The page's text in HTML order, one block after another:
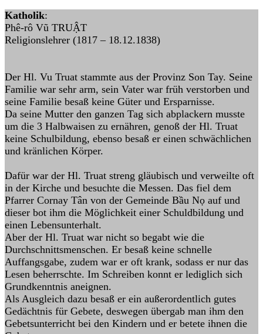
Katholik:
Phê-rô Vũ TRUẬT
Religionslehrer (1817 – 18.12.1838)
Der Hl. Vu Truat stammte aus der Provinz Son Tay. Seine
Familie war sehr arm, sein Vater war früh verstorben und
seine Familie besaß keine Güter und Ersparnisse.
Da seine Mutter den ganzen Tag sich abplackern musste
um die 3 Halbwaisen zu ernähren, genoß der Hl. Truat
keine Schulbildung, ebenso besaß er einen schwächlichen
und kränlichen Körper.
Dafür war der Hl. Truat streng gläubisch und verweilte oft
in der Kirche und besuchte die Messen. Das fiel dem
Pfarrer Cornay Tân von der Gemeinde Bầu Nọ auf und
dieser bot ihm die Möglichkeit einer Schuldbildung und
einen Lebensunterhalt.
Aber der Hl. Truat war nicht so begabt wie die
Durchschnittsmenschen. Er besaß keine schnelle
Auffangsgabe, zudem war er oft krank, sodass er nur das
Lesen beherrschte. Im Schreiben konnt er lediglich sich
Grundkenntnis aneignen.
Als Ausgleich dazu besaß er ein außerordentlich gutes
Gedächtnis für Gebete, deswegen übergab man ihm den
Gebetsunterricht bei den Kindern und er betete ihnen die